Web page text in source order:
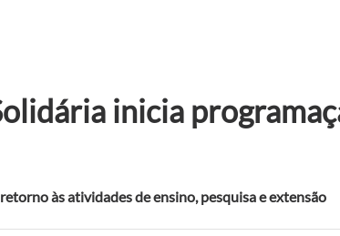
inicia
às atividades de ensino, pesquisa e extensão